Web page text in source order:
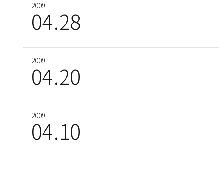
2009
04 28
2009
04 20
2009
04 10
2006-2003
2006
11 06
2006
02 15